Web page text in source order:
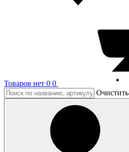
Товаров нет 0 0
Очистить